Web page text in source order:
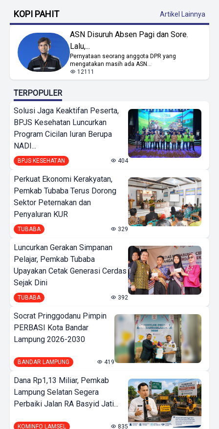
KOPI PAHIT Artikel Lainnya
ASN Disuruh Absen Pagi dan Sore.
Lalu,...
Pernyataan seorang anggota DPR yang
mengatakan masih ada ASN...
12111
TERPOPULER
Solusi Jaga Keaktifan Peserta,
BPJS Kesehatan Luncurkan
Program Cicilan Iuran Berupa
NADI...
BPJS KESEHATAN 404
Perkuat Ekonomi Kerakyatan,
Pemkab Tubaba Terus Dorong
Sektor Peternakan dan
Penyaluran KUR
TUBABA 329
Luncurkan Gerakan Simpanan
Pelajar, Pemkab Tubaba
Upayakan Cetak Generasi Cerdas
Sejak Dini
TUBABA 392
Socrat Pringgodanu Pimpin
PERBASI Kota Bandar
Lampung 2026-2030
BANDAR LAMPUNG 419
Dana Rp1,13 Miliar, Pemkab
Lampung Selatan Segera
Perbaiki Jalan RA Basyid Jati...
KOMINFO LAMSEL 835